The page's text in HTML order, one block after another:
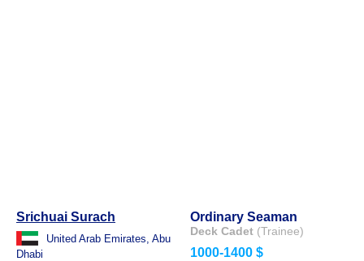
Srichuai Surach
United Arab Emirates, Abu
Dhabi
Ordinary Seaman
Deck Cadet (Trainee)
1000-1400 $